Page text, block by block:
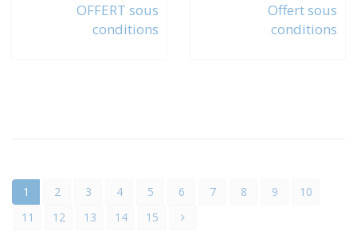
OFFERT sous
conditions
Offert sous
conditions
1 2 3 4 5 6 7 8 9
10
11
12 13 14 15